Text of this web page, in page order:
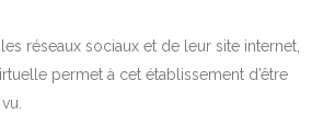
réseaux sociaux et de leur site internet,
permet à cet établissement d’être